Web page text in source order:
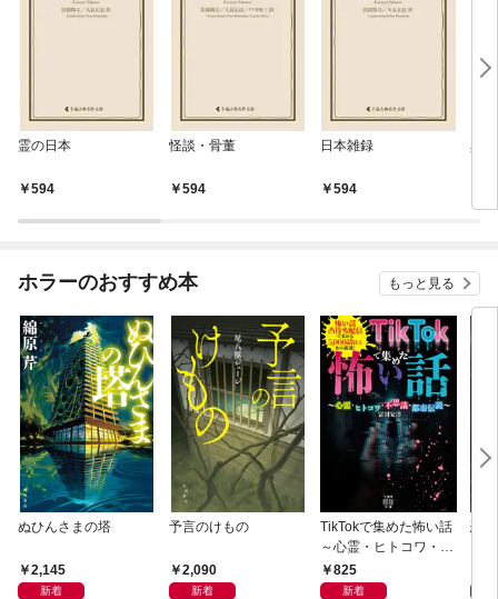
霊の日本
594
怪談・骨董
594
日本雑録
594
異
ホラーのおすすめ本 もっと見る
ぬひんさまの塔
2,145
新着
予言のけもの
2,090
新着
TikTokで集めた怖い話
～心霊・ヒトコワ・不
思議・都市伝説～
825
新着
恐